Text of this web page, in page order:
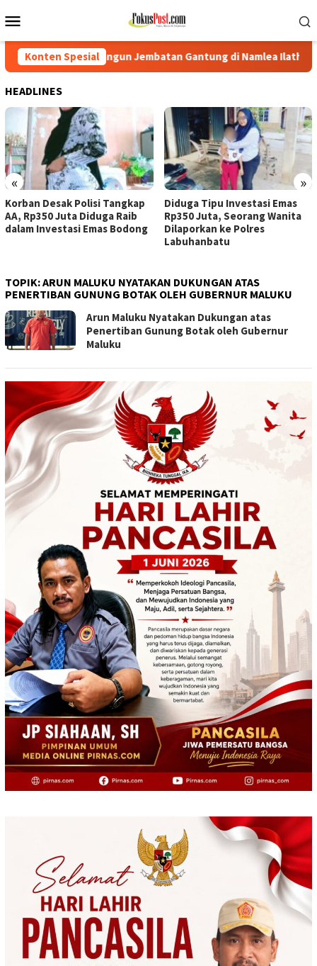
ke
Mobile
Konten Spesial
Jembatan Gantung di Namlea Ilath Korban Desak
HEADLINES
« »
Korban Desak Polisi Tangkap
AA, Rp350 Juta Diduga Raib
dalam Investasi Emas Bodong
Diduga Tipu Investasi Emas
Rp350 Juta, Seorang Wanita
Dilaporkan ke Polres
Labuhanbatu
TOPIK:ARUN MALUKU NYATAKAN DUKUNGAN ATAS
PENERTIBAN GUNUNG BOTAK OLEH GUBERNUR MALUKU
Arun Maluku Nyatakan Dukungan atas
Penertiban Gunung Botak oleh Gubernur
Maluku